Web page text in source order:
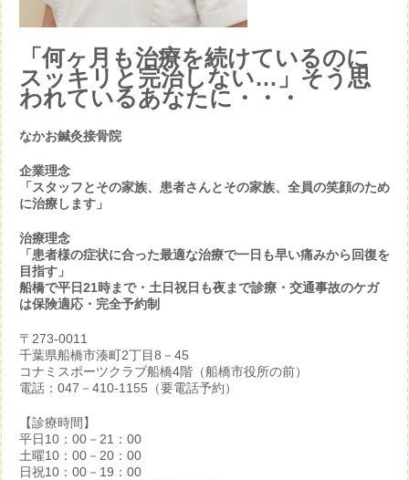
「何ヶ月も治療を続けているのに
スッキリと完治しない…」そう思
われているあなたに・・・
なかお鍼灸接骨院
企業理念
「スタッフとその家族、患者さんとその家族、全員の笑顔のため
に治療します」
治療理念
「患者様の症状に合った最適な治療で一日も早い痛みから回復を
目指す」
船橋で平日21時まで・土日祝日も夜まで診療・交通事故のケガ
は保険適応・完全予約制
〒273-0011
千葉県船橋市湊町2丁目8－45
コナミスポーツクラブ船橋4階（船橋市役所の前）
電話：047－410-1155（要電話予約）
【診療時間】
平日10：00－21：00
土曜10：00－20：00
日祝10：00－19：00